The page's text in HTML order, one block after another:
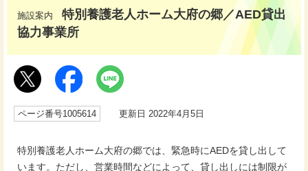
施設案内 特別養護老人ホーム大府の郷／AED貸出
協力事業所
ページ番号1005614 更新日 2022年4月5日
特別養護老人ホーム大府の郷では、緊急時にAEDを貸し出して
います。ただし、営業時間などによって、貸し出しには制限が